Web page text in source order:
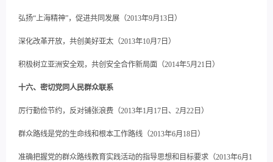
弘扬“上海精神”，促进共同发展（2013年9月13日）
深化改革开放，共创美好亚太（2013年10月7日）
积极树立亚洲安全观，共创安全合作新局面（2014年5月21日）
十六、密切党同人民群众联系
厉行勤俭节约，反对铺张浪费（2013年1月17日、2月22日）
群众路线是党的生命线和根本工作路线（2013年6月18日）
准确把握党的群众路线教育实践活动的指导思想和目标要求（2013年6月1